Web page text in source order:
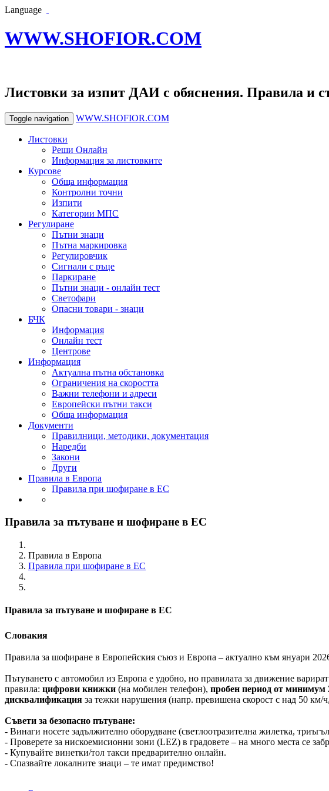
Language
WWW.SHOFIOR.COM
Листовки за изпит ДАИ с обяснения. Правила и
Toggle navigation WWW.SHOFIOR.COM
Листовки
Реши Онлайн
Информация за листовките
Курсове
Обща информация
Контролни точни
Изпити
Категории МПС
Регулиране
Пътни знаци
Пътна маркировка
Регулировчик
Сигнали с ръце
Паркиране
Пътни знаци - онлайн тест
Светофари
Опасни товари - знаци
БЧК
Информация
Онлайн тест
Центрове
Информация
Актуална пътна обстановка
Ограничения на скоростта
Важни телефони и адреси
Европейски пътни такси
Обща информация
Документи
Правилници, методики, документация
Наредби
Закони
Други
Правила в Европа
Правила при шофиране в ЕС
Правила за пътуване и шофиране в ЕС
Правила в Европа
Правила при шофиране в ЕС
Правила за пътуване и шофиране в ЕС
Словакия
Правила за шофиране в Европейския съюз и Европа – актуално към януари
Пътуването с автомобил из Европа е удобно, но правилата за движение
правила: цифрови книжки (на мобилен телефон), пробен период от минимум
дисквалификация за тежки нарушения (напр. превишена скорост с над 50
Съвети за безопасно пътуване:
- Винаги носете задължително оборудване (светлоотразителна жилетка,
- Проверете за нискоемисионни зони (LEZ) в градовете – на много места се
- Купувайте винетки/тол такси предварително онлайн.
- Спазвайте локалните знаци – те имат предимство!